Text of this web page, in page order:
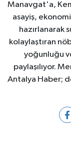
Manavgat'a,
asayiş,
hazırlanarak
kolaylaştıran
yoğunluğu
paylaşılıyor.
Antalya Haber;